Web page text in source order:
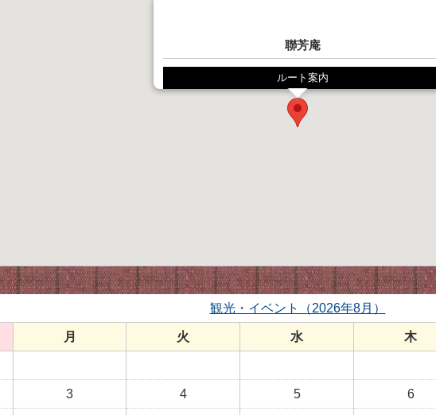
聯芳庵
ルート案内
観光・イベント（2026年8月）
月 火 水 木
3 4 5 6